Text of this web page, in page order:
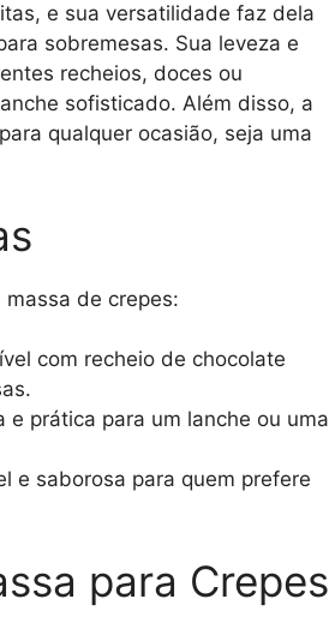
e sua versatilidade faz dela
sobremesas. Sua leveza e
recheios, doces ou
sofisticado. Além disso, a
qualquer ocasião, seja uma
de crepes:
com recheio de chocolate
e prática para um lanche ou uma
e saborosa para quem prefere
para Crepes